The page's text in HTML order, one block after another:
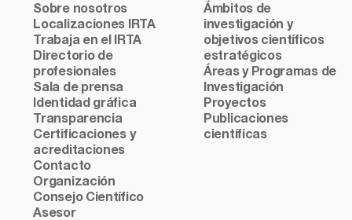
Sobre nosotros
Localizaciones IRTA
Trabaja en el IRTA
Directorio de
profesionales
Sala de prensa
Identidad gráfica
Transparencia
Certificaciones y
acreditaciones
Contacto
Organización
Consejo Científico
Asesor
Ámbitos de
investigación y
objetivos científicos
estratégicos
Áreas y Programas de
Investigación
Proyectos
Publicaciones
científicas